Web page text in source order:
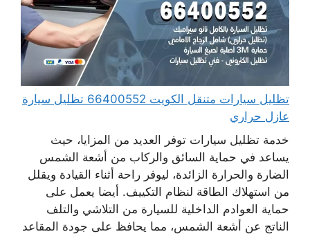
تظليل سيارات متنقل الكويت 66400552 تظليل سيارة
عازل حراري
خدمة تظليل سيارات توفر العديد من المزايا، حيث
يساعد في حماية السائق والركاب من أشعة الشمس
الضارة والحرارة الزائدة، ليوفر راحة أثناء القيادة ويقلل
من استهلاك الطاقة لنظام التكييف. أيضا يعمل على
حماية العوادم الداخلية للسيارة من التلاشي والتلف
الناتج عن أشعة الشمس، مما يحافظ على جودة المقاعد